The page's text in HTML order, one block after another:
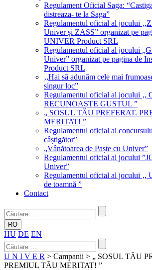
Regulament Oficial Saga:
distreaza- te la Saga”
Regulamentul oficial al jocului
Univer și ZASS” organizat pe
UNIVER Product SRL
Regulamentul oficial al jocului
Univer” organizat pe pagina de
Product SRL
‚,Hai să adunăm cele mai
singur loc”
Regulamentul oficial al jocului
RECUNOAȘTE GUSTUL ”
„ SOSUL TĂU PREFERAT.
MERITAT! ”
Regulamentul oficial al
câștigător”
„Vânătoarea de Paște cu Univer”
Regulamentul oficial al jocului
Univer”
Regulamentul oficial al jocului ‚,
de toamnă ”
Contact
RO
HU DE EN
U N I V E R > Campanii > „ SOSUL TĂU
PREMIUL TĂU MERITAT! ”